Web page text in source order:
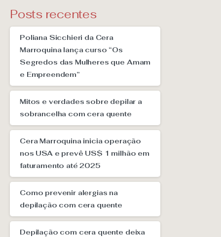
Posts recentes
Poliana Sicchieri da Cera
Marroquina lança curso “Os
Segredos das Mulheres que Amam
e Empreendem”
Mitos e verdades sobre depilar a
sobrancelha com cera quente
Cera Marroquina inicia operação
nos USA e prevê US$ 1 milhão em
faturamento até 2025
Como prevenir alergias na
depilação com cera quente
Depilação com cera quente deixa